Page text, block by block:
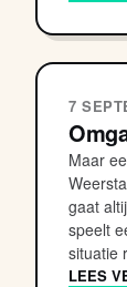
7
Maar
gaat
speelt
situatie
LEES